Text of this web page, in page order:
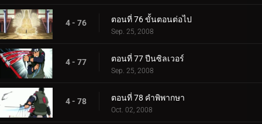
4 - 76 ตอนที่ 76 ขั้นตอนต่อไป
Sep. 25, 2008
4 - 77 ตอนที่ 77 ปีนซิลเวอร์
Sep. 25, 2008
4 - 78 ตอนที่ 78 คำพิพากษา
Oct. 02, 2008